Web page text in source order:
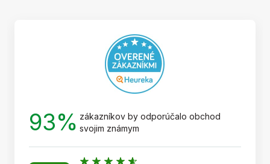
93% zákazníkov by odporúčalo obchod
svojim známym